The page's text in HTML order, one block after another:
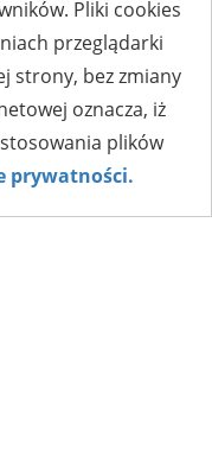
Pliki cookies
przeglądarki
strony, bez zmiany
oznacza, iż
plików
prywatności.